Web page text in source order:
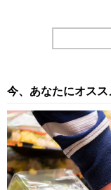
今、あなたにオスス